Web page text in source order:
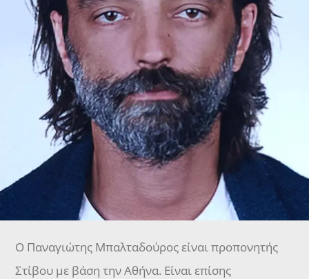
Ο Παναγιώτης Μπαλταδούρος είναι προπονητής
Στίβου με βάση την Αθήνα. Είναι επίσης